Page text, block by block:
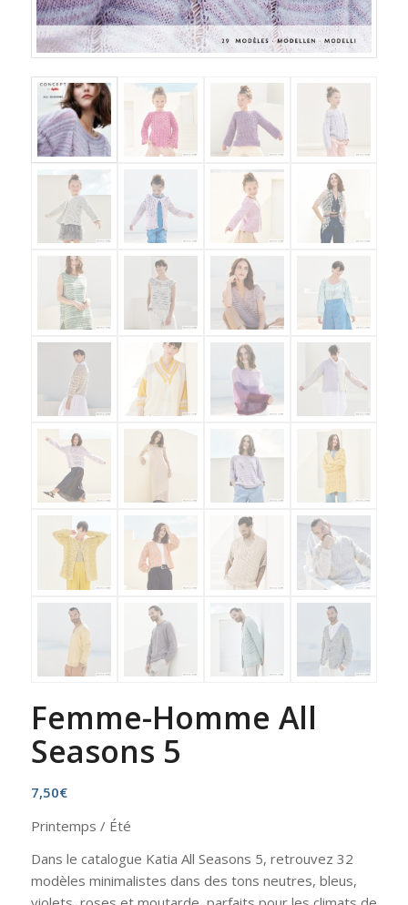
Femme-Homme All
Seasons 5
7,50€
Printemps / Été
Dans le catalogue Katia All Seasons 5, retrouvez 32
modèles minimalistes dans des tons neutres, bleus,